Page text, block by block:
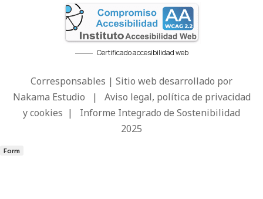
Certificado accesibilidad web
Corresponsables | Sitio web desarrollado por
Nakama Estudio | Aviso legal, política de privacidad
y cookies | Informe Integrado de Sostenibilidad
2025
Form